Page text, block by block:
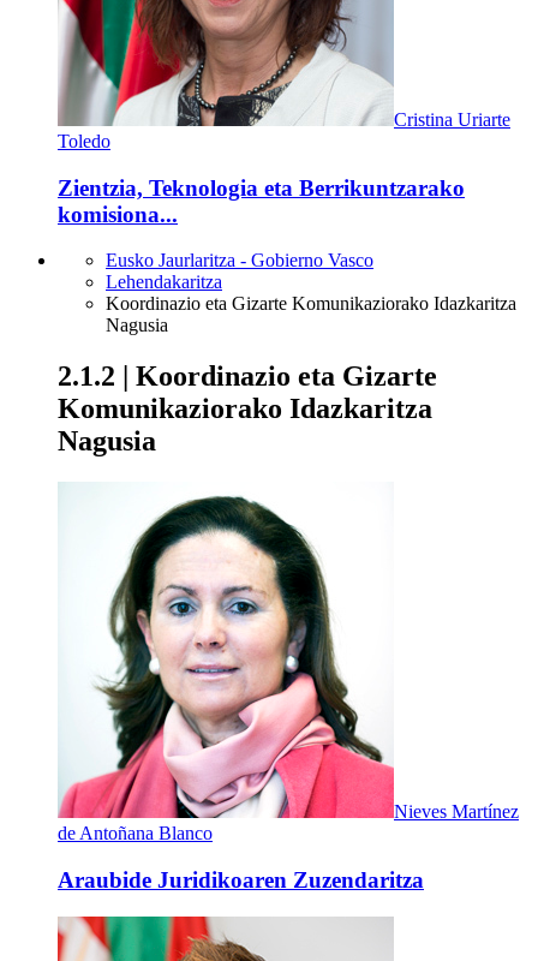
Cristina Uriarte
Toledo
Zientzia, Teknologia eta Berrikuntzarako
komisiona...
Eusko Jaurlaritza - Gobierno Vasco
Lehendakaritza
Koordinazio eta Gizarte Komunikaziorako Idazkaritza
Nagusia
2.1.2 | Koordinazio eta Gizarte
Komunikaziorako Idazkaritza
Nagusia
Nieves Martínez
de Antoñana Blanco
Araubide Juridikoaren Zuzendaritza